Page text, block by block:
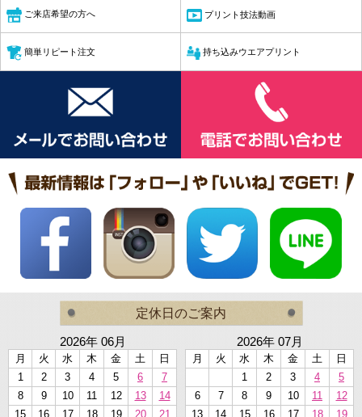
ご来店希望の方へ プリント技法動画
簡単リピート注文 持ち込みウエアプリント
定休日のご案内
2026年 06月
月 火 水 木 金 土
日
1
2 3 4 5 6
7
8
9 10 11 12 13
14
15
16 17 18 19 20 21
2026年 07月
月 火 水 木 金 土
日
1
2 3 4
5
6
7 8 9 10 11
12
13
14 15 16 17 18 19